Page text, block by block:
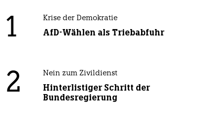
1 Krise der Demokratie
AfD-Wählen als Triebabfuhr
2 Nein zum Zivildienst
Hinterlistiger Schritt der
Bundesregierung